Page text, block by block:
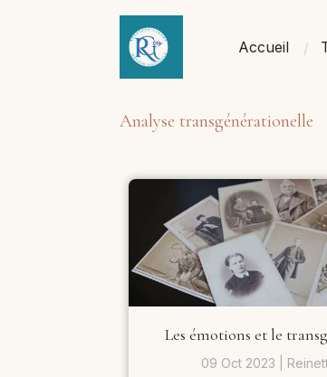
Accueil
Analyse transgénérationelle
Les émotions et le
09 Oct 2023